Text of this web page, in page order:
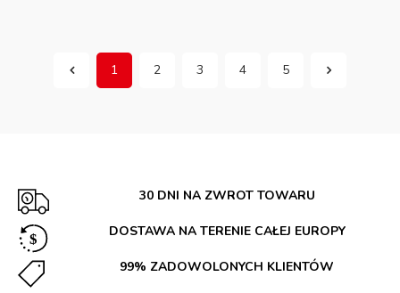
1 2 3 4 5
30 DNI NA ZWROT TOWARU
DOSTAWA NA TERENIE CAŁEJ EUROPY
99% ZADOWOLONYCH KLIENTÓW